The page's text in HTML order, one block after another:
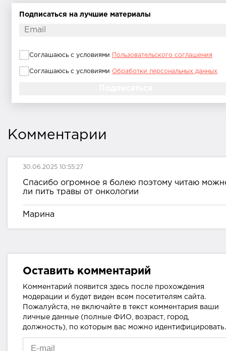
Подписаться на лучшие материалы
Соглашаюсь с условиями Пользовательского соглашения
Соглашаюсь с условиями Обработки персональных данных
Комментарии
30.06.2025 10:55:27
Спасибо огромное я болею поэтому читаю
ли пить травы от онкологии
Марина
Оставить комментарий
Комментарий появится здесь после прохождения
модерации и будет виден всем посетителям сайта.
Пожалуйста, не включайте в текст комментария ваши
личные данные (полные ФИО, возраст, город,
должность), по которым вас можно идентифицировать.